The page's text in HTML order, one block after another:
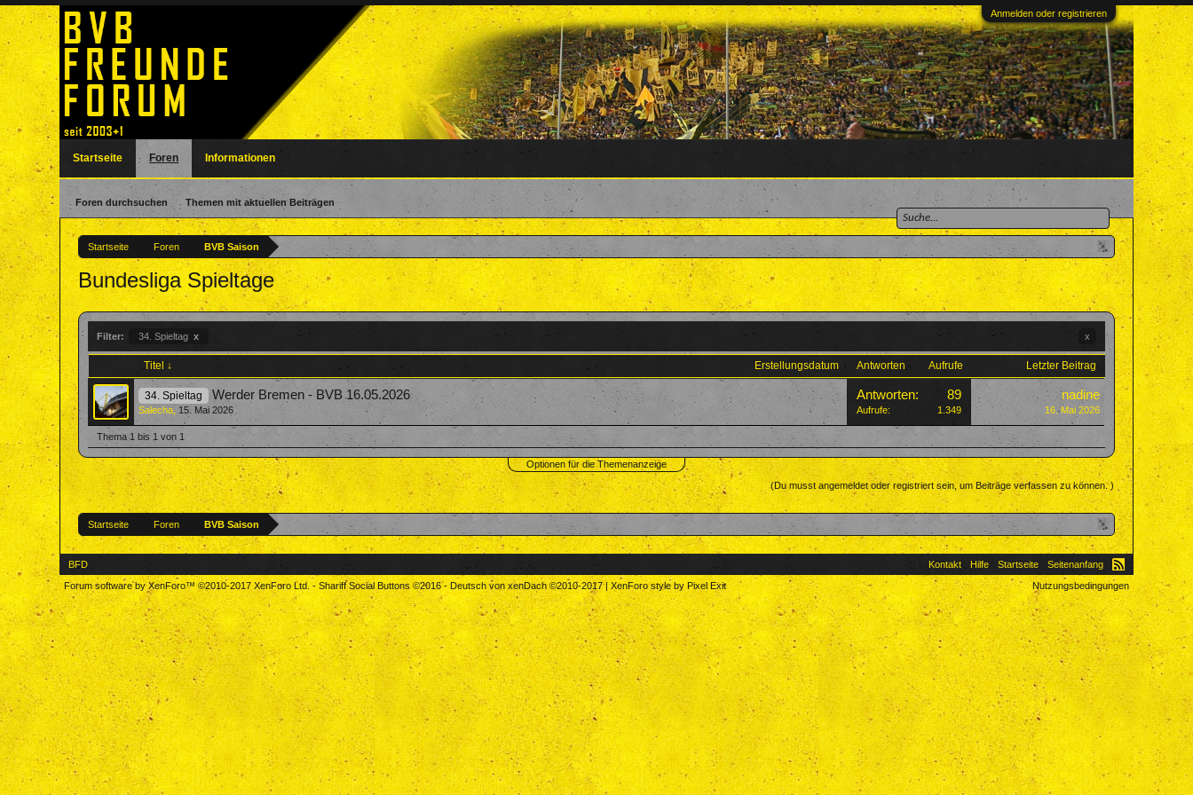
Anmelden oder registrieren
Startseite Foren BVB Saison
Bundesliga Spieltage
Filter: 34. Spieltag x x
Titel ↓ Erstellungsdatum Antworten Aufrufe Letzter Beitrag
34. Spieltag Werder Bremen - BVB 16.05.2026
Salecha 15. Mai 2026
Antworten: 89
Aufrufe: 1.349
nadine
16. Mai 2026
Thema 1 bis 1 von 1
Optionen für die Themenanzeige
(Du musst angemeldet oder registriert sein, um Beiträge verfassen zu können. )
Startseite Foren BVB Saison
Startseite Foren
Foren durchsuchen Themen mit aktuellen Beiträgen
Informationen
BFD Kontakt Hilfe Startseite
Seitenanfang
Nutzungsbedingungen
Forum software by XenForo™©2010-2017 XenForo Ltd. -Shariff Social Buttons©2016-Deutsch von xenDach©2010-2017 | XenForo style by Pixel Exit